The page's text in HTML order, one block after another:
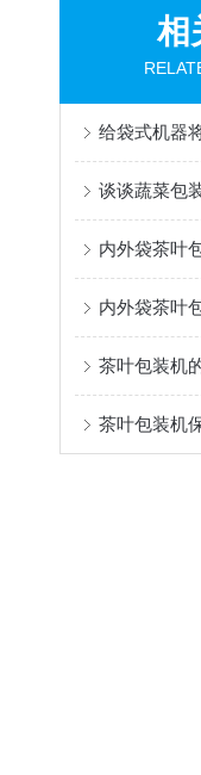
相
谈谈蔬菜包
内外袋茶叶
茶叶包装机
茶叶包装机